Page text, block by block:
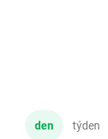
den týden